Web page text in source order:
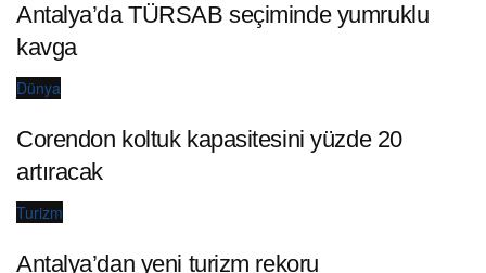
Antalya’da TÜRSAB seçiminde yumruklu
kavga
Dünya
Corendon koltuk kapasitesini yüzde 20
artıracak
Turizm
Antalya’dan yeni turizm rekoru